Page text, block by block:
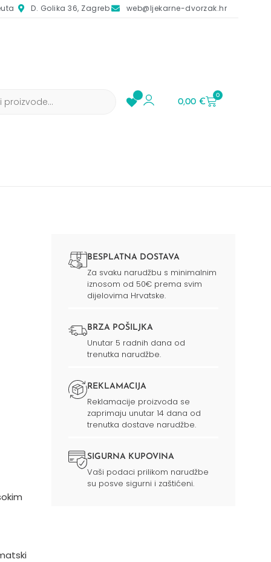
D. Golika 36, Zagreb web@ljekarne-dvorzak.hr
0,00€
0
BESPLATNA DOSTAVA
Za svaku narudžbu s minimalnim
iznosom od 50€ prema svim
dijelovima Hrvatske.
BRZA POŠILJKA
Unutar 5 radnih dana od
trenutka narudžbe.
REKLAMACIJA
Reklamacije proizvoda se
zaprimaju unutar 14 dana od
trenutka dostave narudžbe.
SIGURNA KUPOVINA
Vaši podaci prilikom narudžbe
su posve sigurni i zaštićeni.